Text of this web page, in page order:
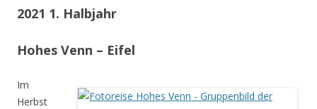
2021 1. Halbjahr
Hohes Venn – Eifel
Im
Herbst